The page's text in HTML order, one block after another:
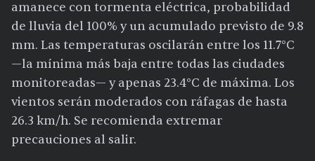
amanece con tormenta eléctrica, probabilidad
de lluvia del 100% y un acumulado previsto de 9.8
mm. Las temperaturas oscilarán entre los 11.7°C
—la mínima más baja entre todas las ciudades
monitoreadas— y apenas 23.4°C de máxima. Los
vientos serán moderados con ráfagas de hasta
26.3 km/h. Se recomienda extremar
precauciones al salir.